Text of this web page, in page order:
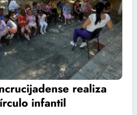
realiza
infantil